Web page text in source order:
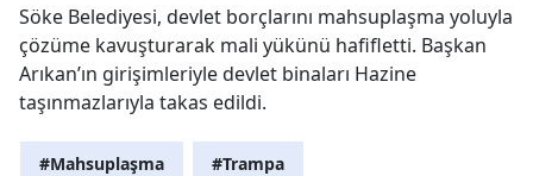
Söke Belediyesi, devlet borçlarını mahsuplaşma yoluyla
çözüme kavuşturarak mali yükünü hafifletti. Başkan
Arıkan’ın girişimleriyle devlet binaları Hazine
taşınmazlarıyla takas edildi.
#Mahsuplaşma #Trampa